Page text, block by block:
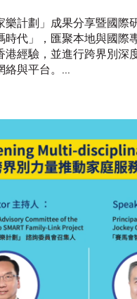
樂計劃」成果分享暨國
時代」，匯聚本地與國際
港經驗，並進行跨界別
絡與平台。...